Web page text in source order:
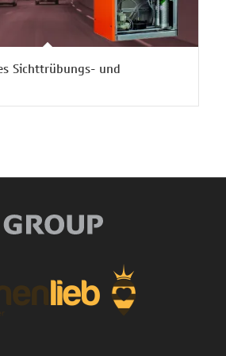
Sichttrübungs- und